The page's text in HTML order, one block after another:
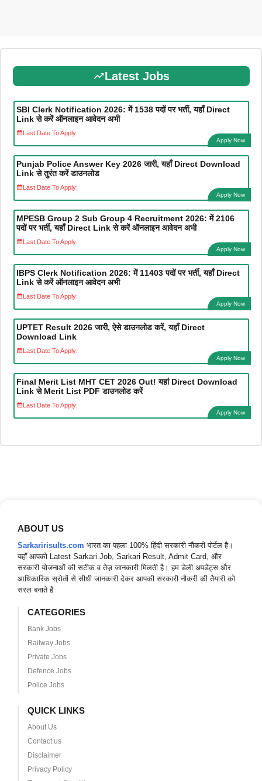
Latest Jobs
SBI Clerk Notification 2026: में 1538 पदों पर भर्ती, यहाँ Direct
Link से करें ऑनलाइन आवेदन अभी
Last Date To Apply:
Apply Now
Punjab Police Answer Key 2026 जारी, यहाँ Direct Download
Link से तुरंत करें डाउनलोड
Last Date To Apply:
Apply Now
MPESB Group 2 Sub Group 4 Recruitment 2026: में 2106
पदों पर भर्ती, यहाँ Direct Link से करें ऑनलाइन आवेदन अभी
Last Date To Apply:
Apply Now
IBPS Clerk Notification 2026: में 11403 पदों पर भर्ती, यहाँ Direct
Link से करें ऑनलाइन आवेदन अभी
Last Date To Apply:
Apply Now
UPTET Result 2026 जारी, ऐसे डाउनलोड करें, यहाँ Direct
Download Link
Last Date To Apply:
Apply Now
Final Merit List MHT CET 2026 Out! यहां Direct Download
Link से Merit List PDF डाउनलोड करें
Last Date To Apply:
Apply Now
ABOUT US
Sarkaririsults.com भारत का पहला 100% हिंदी सरकारी नौकरी पोर्टल है।
यहाँ आपको Latest Sarkari Job, Sarkari Result, Admit Card, और
सरकारी योजनाओं की सटीक व तेज़ जानकारी मिलती है। हम डेली अपडेट्स और
आधिकारिक स्रोतों से सीधी जानकारी देकर आपकी सरकारी नौकरी की तैयारी को
सरल बनाते हैं
CATEGORIES
Bank Jobs
Railway Jobs
Private Jobs
Defence Jobs
Police Jobs
QUICK LINKS
About Us
Contact us
Disclaimer
Privacy Policy